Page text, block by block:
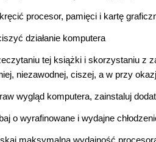
procesor, pamięci i kartę
działanie komputera
tej książki i skorzystaniu z
niezawodnej, ciszej, a w przy
wygląd komputera, zainstaluj
o wyrafinowane i wydajne
maksymalną wydajność